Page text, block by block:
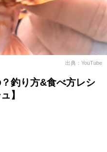
出典：YouTube
釣り方&食べ方レシ
】